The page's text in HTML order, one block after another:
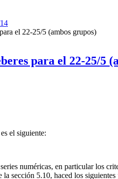
el 22-25/5 (ambos grupos)
para el 22-25/5
el siguiente:
numéricas, en particular los
la sección 5.10, haced los